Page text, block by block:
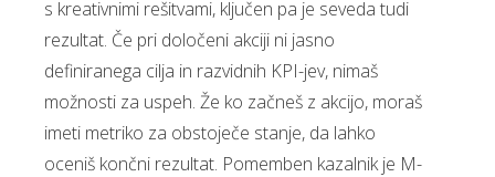
s kreativnimi rešitvami, ključen pa je seveda tudi
rezultat. Če pri določeni akciji ni jasno
definiranega cilja in razvidnih KPI-jev, nimaš
možnosti za uspeh. Že ko začneš z akcijo, moraš
imeti metriko za obstoječe stanje, da lahko
oceniš končni rezultat. Pomemben kazalnik je M-